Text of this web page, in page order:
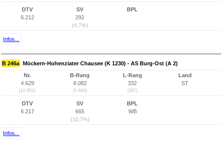
DTV
6.212
SV
292
(4,7%)
BPL
Infos...
B 246a Möckern-Hohenziater Chausee (K 1230) - AS Burg-Ost (A 2)
Nr.
4.629
(10.951)
B-Rang
8.082
(5.684)
L-Rang
332
(267)
Land
ST
DTV
6.217
SV
665
(10,7%)
BPL
WB
Infos...